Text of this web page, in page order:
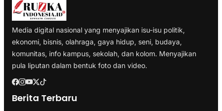
Media digital nasional yang menyajikan isu-isu politik,
ekonomi, bisnis, olahraga, gaya hidup, seni, budaya,
komunitas, info kampus, sekolah, dan kolom. Menyajikan
pula liputan dalam bentuk foto dan video.
Berita Terbaru